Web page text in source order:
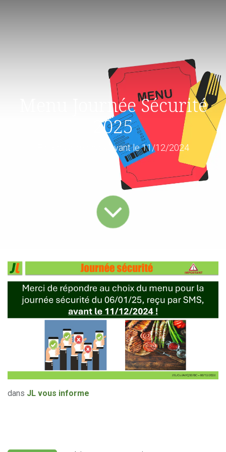
Menu Journée Sécurité
2025
Faites votre choix avant le 11/12/2024
dans JL vous informe